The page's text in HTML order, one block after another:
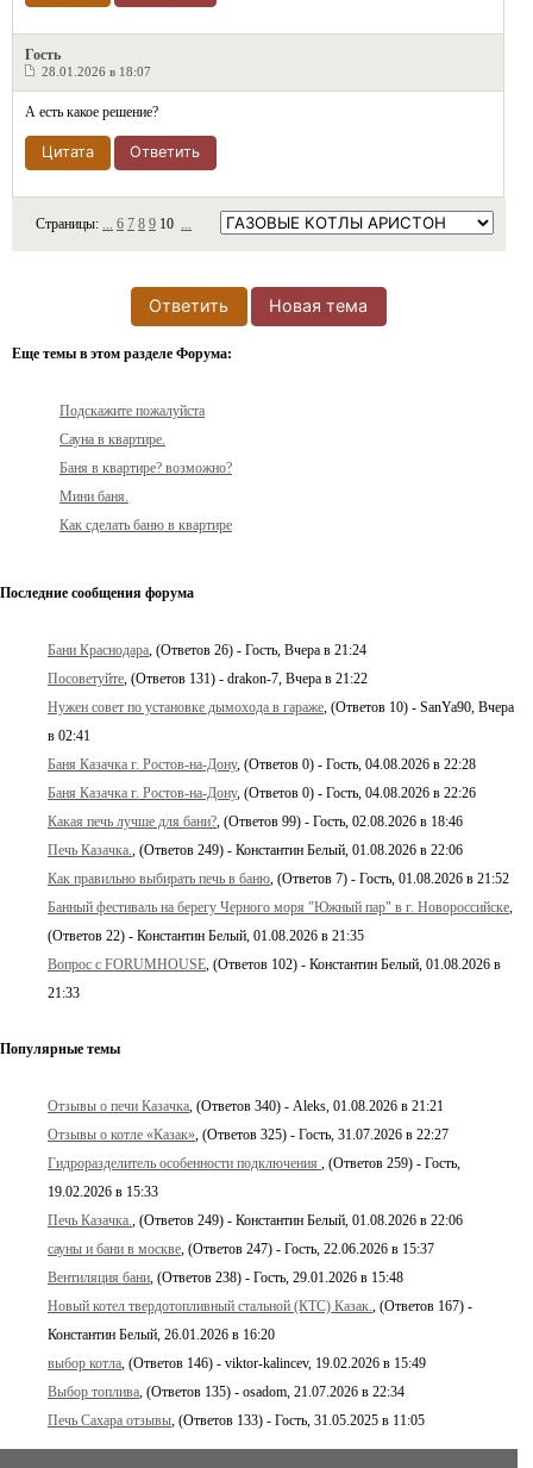
Гость
28.01.2026 в 18:07
А есть какое решение?
Цитата Ответить
Страницы: 6 7 8 9 10
Ответить Новая тема
Еще темы в этом разделе Форума:
Подскажите пожалуйста
Сауна в квартире.
Баня в квартире? возможно?
Мини баня.
Как сделать баню в квартире
Последние сообщения форума
Бани Краснодара , (Ответов 26) - Гость, Вчера в 21:24
Посоветуйте , (Ответов 131) - drakon-7, Вчера в 21:22
Нужен совет по установке дымохода в гараже , (Ответов 10) - SanYa90, Вчера
в 02:41
Баня Казачка г. Ростов-на-Дону, (Ответов 0) - Гость, 04.08.2026 в 22:28
Баня Казачка г. Ростов-на-Дону, (Ответов 0) - Гость, 04.08.2026 в 22:26
Какая печь лучше для бани? , (Ответов 99) - Гость, 02.08.2026 в 18:46
Печь Казачка.
, (Ответов 249) - Константин Белый, 01.08.2026 в 22:06
Как правильно выбирать печь в баню , (Ответов 7) - Гость, 01.08.2026 в 21:52
Банный фестиваль на берегу Черного моря "Южный пар" в г. Новороссийске
(Ответов 22) - Константин Белый, 01.08.2026 в 21:35
Вопрос с FORUMHOUSE , (Ответов 102) - Константин Белый, 01.08.2026 в
21:33
Популярные темы
Отзывы о печи Казачка , (Ответов 340) - Aleks, 01.08.2026 в 21:21
Отзывы о котле «Казак» , (Ответов 325) - Гость, 31.07.2026 в 22:27
Гидроразделитель особенности подключения
, (Ответов 259) - Гость,
19.02.2026 в 15:33
Печь Казачка.
, (Ответов 249) - Константин Белый, 01.08.2026 в 22:06
сауны и бани в москве , (Ответов 247) - Гость, 22.06.2026 в 15:37
Вентиляция бани , (Ответов 238) - Гость, 29.01.2026 в 15:48
Новый котел твердотопливный стальной (КТС) Казак.
, (Ответов 167) -
Константин Белый, 26.01.2026 в 16:20
выбор котла , (Ответов 146) - viktor-kalincev, 19.02.2026 в 15:49
Выбор топлива , (Ответов 135) - osadom, 21.07.2026 в 22:34
Печь Сахара отзывы , (Ответов 133) - Гость, 31.05.2025 в 11:05